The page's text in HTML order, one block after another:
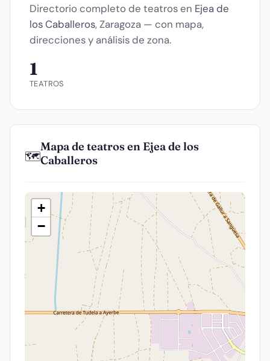
Directorio completo de teatros en Ejea de
los Caballeros, Zaragoza — con mapa,
direcciones y análisis de zona.
1
TEATROS
🗺️
Mapa de teatros en Ejea de los
Caballeros
+
−